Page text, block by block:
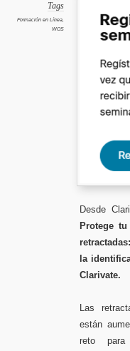
Tags
Formación en Línea,
WOS
Desde
Protege
la
Clarivate.
Las
están
reto